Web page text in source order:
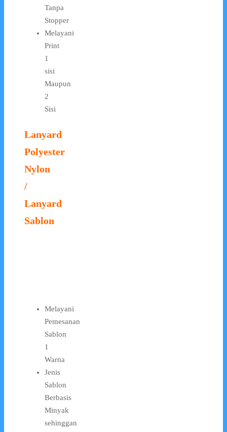
Tanpa
Stopper
Melayani
Print
1
sisi
Maupun
2
Sisi
Lanyard
Polyester
Nylon
/
Lanyard
Sablon
Melayani
Pemesanan
Sablon
1
Warna
Jenis
Sablon
Berbasis
Minyak
sehinggan